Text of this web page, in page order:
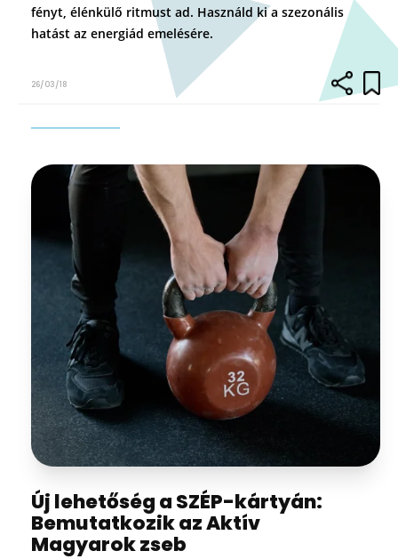
fényt, élénkülő ritmust ad. Használd ki a szezonális
hatást az energiád emelésére.
26/03/18
Új lehetőség a SZÉP-kártyán:
Bemutatkozik az Aktív
Magyarok zseb